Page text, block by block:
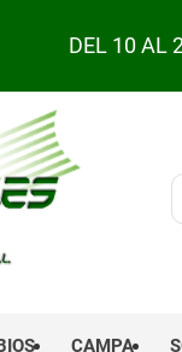
DEL 10 AL
CAMPA